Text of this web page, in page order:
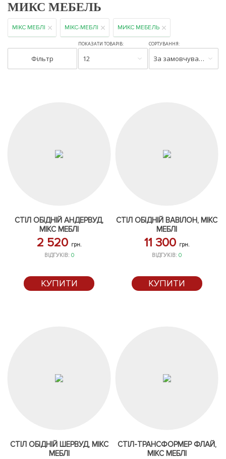
МИКС МЕБЕЛЬ
МІКС МЕБЛІ МІКС-МЕБЛІ МИКС МЕБЕЛЬ
Фільтр
ПОКАЗАТИ ТОВАРІВ:
12
СОРТУВАННЯ:
За замовчуванням
СТІЛ ОБІДНІЙ АНДЕРВУД,
МІКС МЕБЛІ
2 520 грн.
ВІДГУКІВ: 0
КУПИТИ
СТІЛ ОБІДНІЙ ВАВІЛОН, МІКС
МЕБЛІ
11 300 грн.
ВІДГУКІВ:0
КУПИТИ
СТІЛ ОБІДНІЙ ШЕРВУД, МІКС
МЕБЛІ
СТІЛ-ТРАНСФОРМЕР ФЛАЙ,
МІКС МЕБЛІ